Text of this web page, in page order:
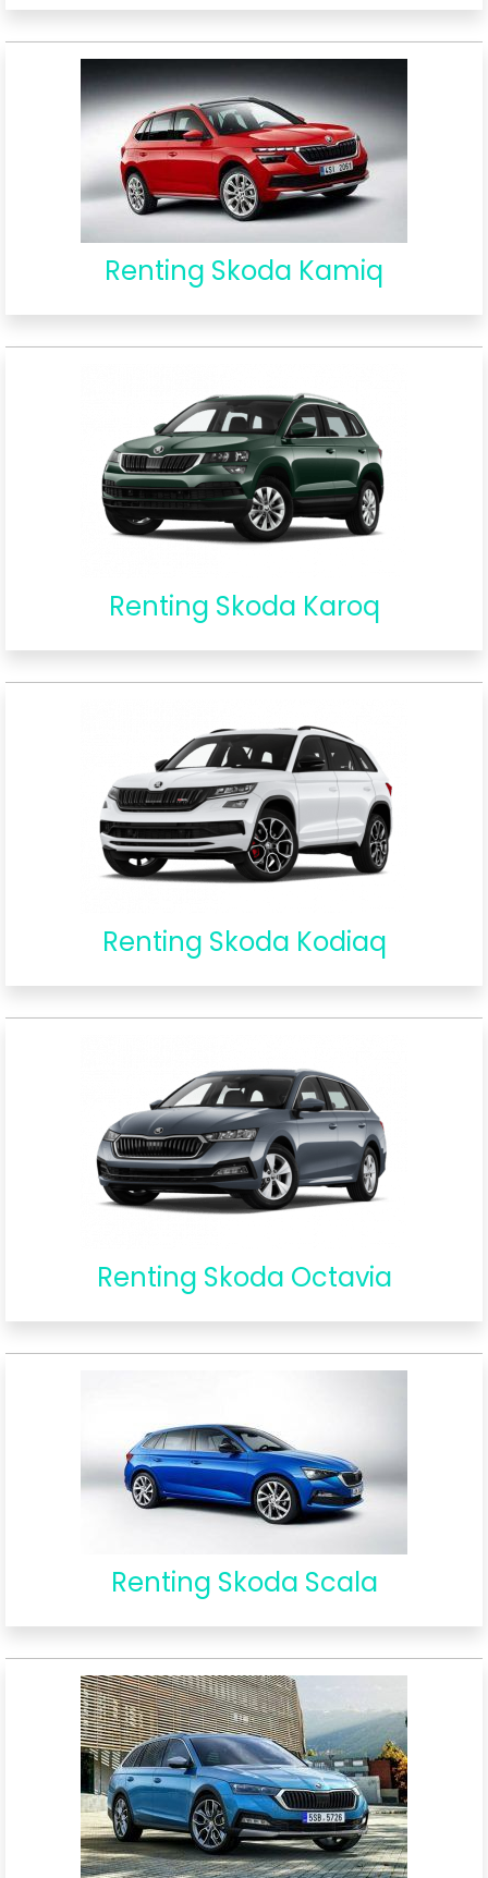
Renting Skoda Kamiq
Renting Skoda Karoq
Renting Skoda Kodiaq
Renting Skoda Octavia
Renting Skoda Scala